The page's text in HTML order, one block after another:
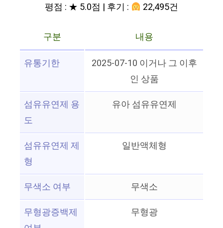
평점 : ★ 5.0점 | 후기 : 22,495건
구분
내용
유통기한
2025-07-10 이거나 그 이후
인 상품
섬유유연제 용
도
유아 섬유유연제
섬유유연제 제
형
일반액체형
무색소 여부
무색소
무형광증백제
무형광